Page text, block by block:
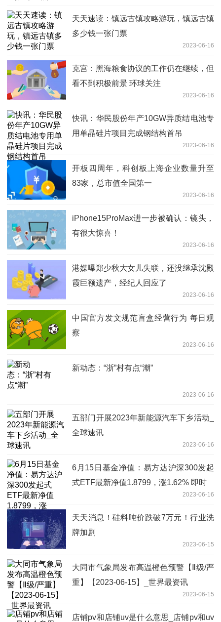
天天速读：镇远古镇攻略游玩，镇远古镇
多少钱一张门票
2023-06-16
克宫：黑海粮食协议的工作仍在继续，但
看不到积极前景 环球关注
2023-06-16
快讯：华民股份年产10GW异质结电池专
用单晶硅片项目完成钢结构首吊
2023-06-16
开板四周年，科创板上海企业数量升至
83家，总市值全国第一
2023-06-16
iPhone15ProMax进一步被确认：镜头，
有很大惊喜！
2023-06-16
港媒曝郑少秋大女儿失联，还没继承沈殿
霞巨额遗产，经纪人回应了
2023-06-16
中国官方发文规范盲盒经营行为 每日观
察
2023-06-16
新动态：“浙”村有点“潮”
2023-06-16
五部门开展2023年新能源汽车下乡活动_
全球速讯
2023-06-16
6月15日基金净值：易方达沪深300发起
式ETF最新净值1.8799，涨1.62% 即时
2023-06-16
天天消息！硅料吨价跌破7万元！行业洗
牌加剧
2023-06-15
大同市气象局发布高温橙色预警【Ⅱ级/严
重】【2023-06-15】_世界最资讯
2023-06-15
店铺pv和店铺uv是什么意思_店铺pv和uv